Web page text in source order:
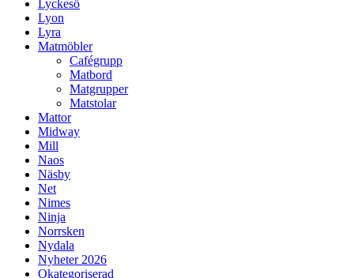
Lyckesö
Lyon
Lyra
Matmöbler
Cafégrupp
Matbord
Matgrupper
Matstolar
Mattor
Midway
Mill
Naos
Näsby
Net
Nimes
Ninja
Norrsken
Nydala
Nyheter 2026
Okategoriserad